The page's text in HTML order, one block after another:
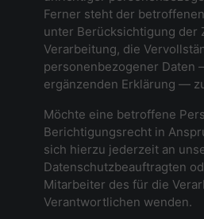
Ferner steht der
unter Berücksichtigung der
Verarbeitung, die
personenbezogener Daten
ergänzenden Erklärung —
Möchte eine betroffene
Berichtigungsrecht in
sich hierzu jederzeit an
Datenschutzbeauftragten
Mitarbeiter des für die
Verantwortlichen wenden.